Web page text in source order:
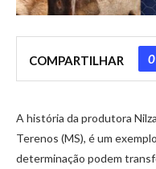
COMPARTILHAR 0
A história da produtora
Terenos (MS), é um
determinação podem